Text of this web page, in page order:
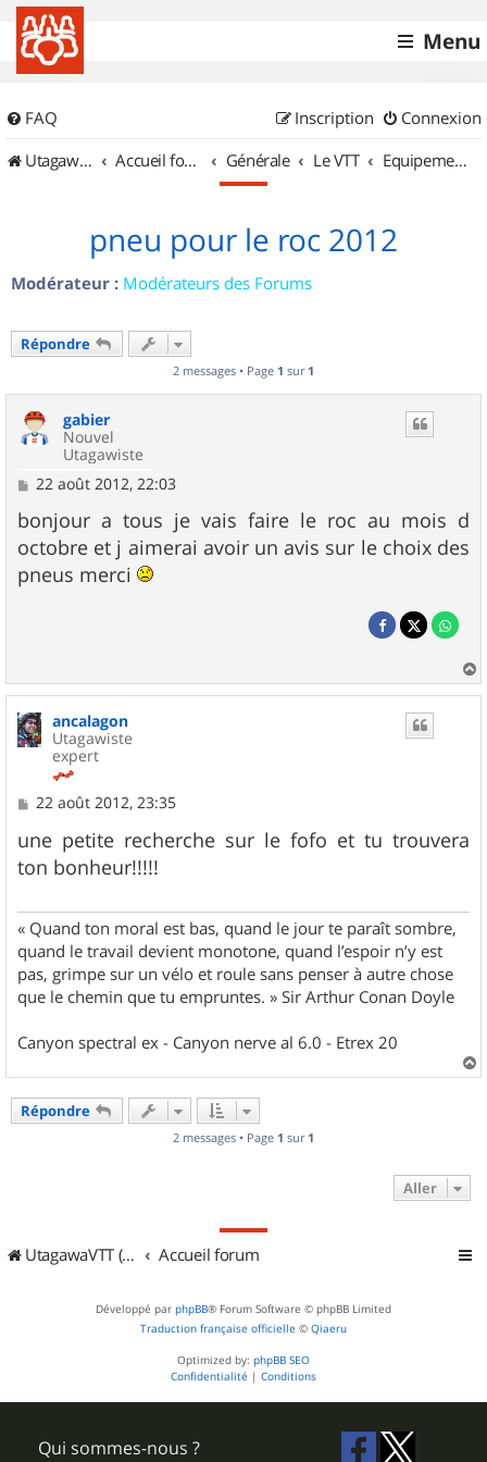
Menu
FAQ Connexion
Inscription
UtagawaVTT (Randos VTT et VTTAE avec traces GPS)
Accueil forum Générale Le VTT Equipements et Accessoires
pneu pour le roc 2012
Modérateur : Modérateurs des Forums
Répondre
2 messages • Page 1 sur 1
gabier
Nouvel
Utagawiste
M
s
s
a
g
e
22 août 2012, 22:03
bonjour a tous je vais faire le roc au mois d
octobre et j aimerai avoir un avis sur le choix des
pneus merci
a
ancalagon
Utagawiste
expert
M
s
s
a
22 août 2012, 23:35
une petite recherche sur le fofo et tu trouvera
ton bonheur!!!!!
« Quand ton moral est bas, quand le jour te paraît sombre,
quand le travail devient monotone, quand l’espoir n’y est
pas, grimpe sur un vélo et roule sans penser à autre chose
que le chemin que tu empruntes. » Sir Arthur Conan Doyle
Canyon spectral ex - Canyon nerve al 6.0 - Etrex 20
a
Répondre
2 messages • Page 1 sur 1
Aller
UtagawaVTT (Randos VTT et VTTAE avec traces GPS) Accueil forum
Développé par phpBB® Forum Software © phpBB Limited
Traduction française officielle © Qiaeru
Optimized by: phpBB SEO
Confidentialité | Conditions
Qui sommes-nous ?